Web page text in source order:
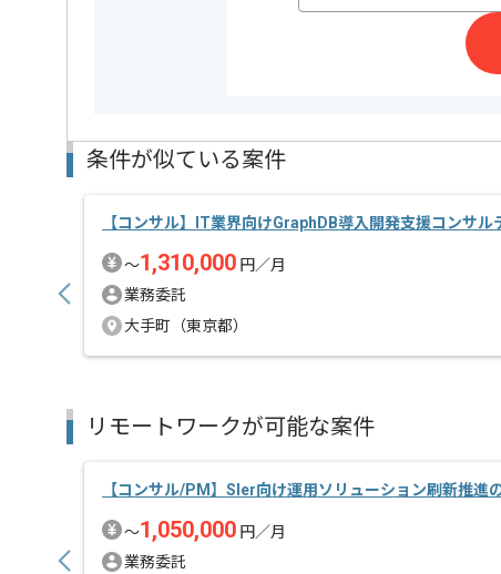
条件が似ている案件
【コンサル】IT業界向けGraphDB導入開発支援コンサル
〜1,310,000 円／月
業務委託
大手町（東京都）
リモートワークが可能な案件
【コンサル/PM】SIer向け運用ソリューション刷新推進
〜1,050,000 円／月
業務委託